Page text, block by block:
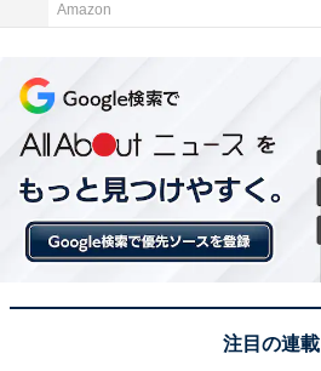
第2弾は「ユーグレナつけめん」が復活
Amazon
注目の連載